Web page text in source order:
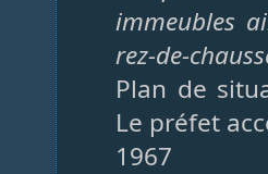
immeubles
rez-de-
Plan de
Le préfet
1967